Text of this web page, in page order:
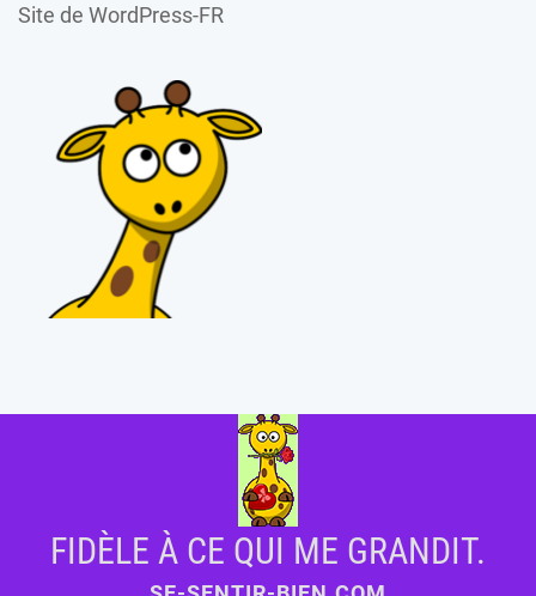
Site de WordPress-FR
FIDÈLE À CE QUI ME GRANDIT.